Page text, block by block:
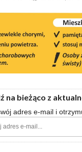
na bieżąco z
adres e-mail i